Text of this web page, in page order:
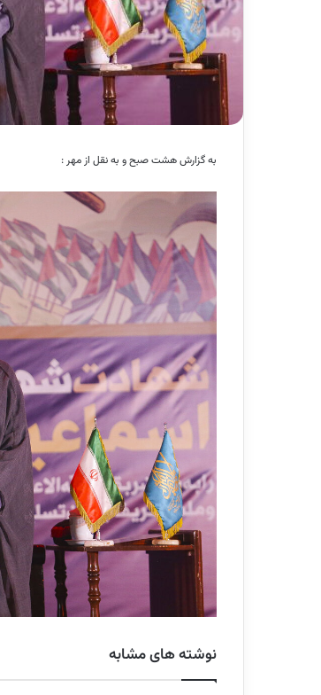
به گزارش هشت صبح و به نقل از مهر :
نوشته های مشابه